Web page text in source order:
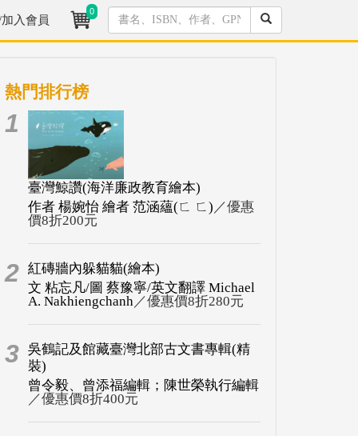
入會員
0
熱門排行榜
1
臺灣鯨讚(海洋廉政教育繪本)
作者 楊婉怡 繪者 范涵蘊(ㄈ ㄈ) ／優惠
價8折200元
2 紅磚牆內躲貓貓(繪本)
文 粘忘凡/圖 蔡豫寧/英文翻譯 Michael
A. Nakhiengchanh／優惠價8折280元
3 吳鶴記及館藏臺灣北部古文書專輯(精
裝)
曾令毅、曾添福編輯；陳世榮執行編輯
／優惠價8折400元